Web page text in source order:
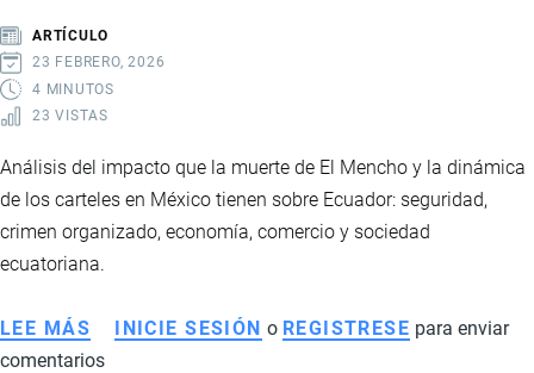
Y
ASIA:
IMPACTO
ESTRATÉGICAS
ARTÍCULO
23 FEBRERO, 2026
4 MINUTOS
23 VISTAS
Análisis del impacto que la muerte de El Mencho y la dinámica
de los carteles en México tienen sobre Ecuador: seguridad,
crimen organizado, economía, comercio y sociedad
ecuatoriana.
LEE MÁS SOBRE
CÓMO
INICIE SESIÓN o REGISTRESE para enviar
comentarios